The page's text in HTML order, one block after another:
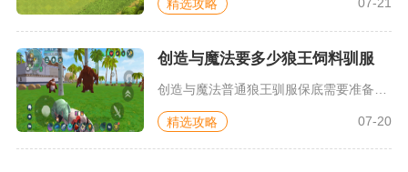
精选攻略
创造与魔法要多少狼王饲料驯服
创造与魔法普通狼王驯服保底需要准备11包专属饲料，沙漠狼王作...
精选攻略 07-20